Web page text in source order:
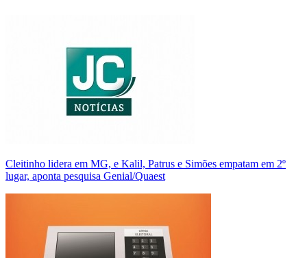
Cleitinho lidera em MG, e Kalil, Patrus e Simões empatam em 2º
lugar, aponta pesquisa Genial/Quaest